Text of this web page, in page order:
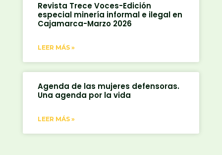
Revista Trece Voces-Edición
especial minería informal e ilegal en
Cajamarca-Marzo 2026
LEER MÁS »
Agenda de las mujeres defensoras.
Una agenda por la vida
LEER MÁS »